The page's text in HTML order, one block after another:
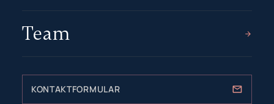
Team
KONTAKTFORMULAR